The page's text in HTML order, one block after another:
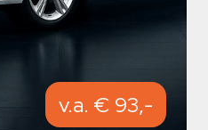
v.a. € 93,-